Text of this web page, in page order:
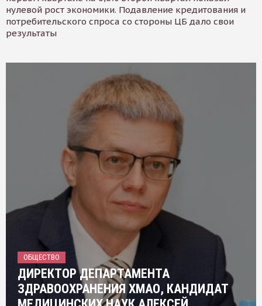
нулевой рост экономики. Подавление кредитования и
потребительского спроса со стороны ЦБ дало свои
результаты
ОБЩЕСТВО
ДИРЕКТОР ДЕПАРТАМЕНТА
ЗДРАВООХРАНЕНИЯ ХМАО, КАНДИДАТ